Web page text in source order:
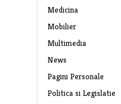
Medicina
Mobilier
Multimedia
News
Pagini Personale
Politica si Legislatie